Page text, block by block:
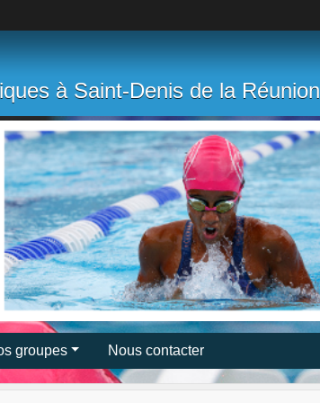
à Saint-Denis de la Réunion
groupes Nous contacter